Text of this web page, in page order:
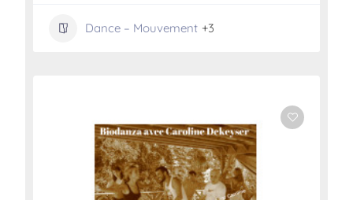
Dance – Mouvement +3